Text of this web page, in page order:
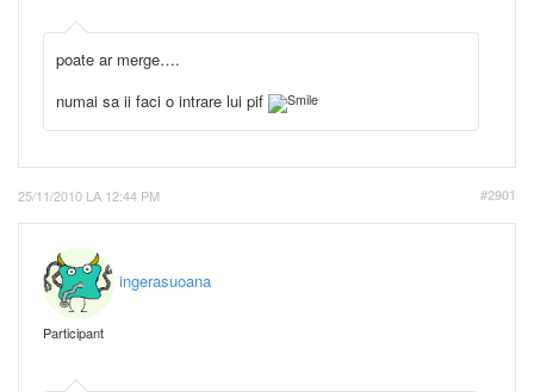
poate ar merge….
numai sa ii faci o intrare lui pif
25/11/2010 LA 12:44 PM #2901
ingerasuoana
Participant